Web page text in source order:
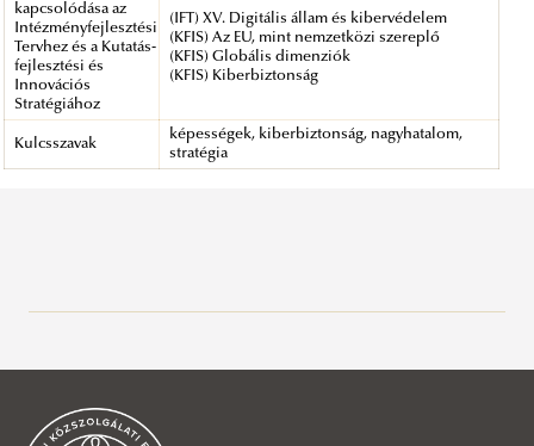
Jó Állam Kutatások
Bemutatás
KÖFOP keretében megvalósult kutatások
kapcsolódása az
Intézményfejlesztési
Tervhez és a Kutatás-
fejlesztési és
Innovációs
Stratégiához
(IFT) XV. Digitális állam és kibervédelem
(KFIS) Az EU, mint nemzetközi szereplő
(KFIS) Globális dimenziók
(KFIS) Kiberbiztonság
Kulcsszavak
képességek, kiberbiztonság, nagyhatalom,
stratégia